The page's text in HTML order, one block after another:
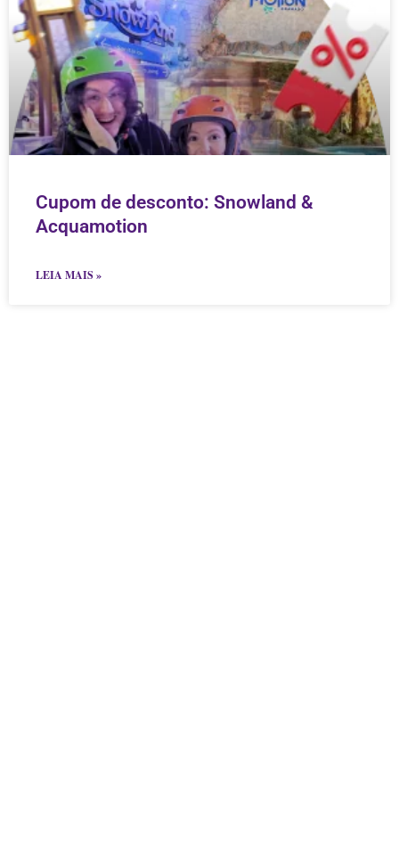
Cupom de desconto: Snowland &
Acquamotion
LEIA MAIS »